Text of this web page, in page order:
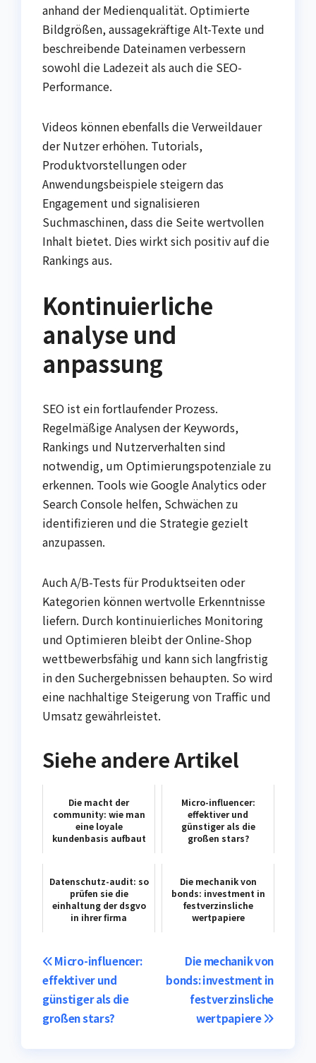
anhand der Medienqualität. Optimierte
Bildgrößen, aussagekräftige Alt-Texte und
beschreibende Dateinamen verbessern
sowohl die Ladezeit als auch die SEO-
Performance.
Videos können ebenfalls die Verweildauer
der Nutzer erhöhen. Tutorials,
Produktvorstellungen oder
Anwendungsbeispiele steigern das
Engagement und signalisieren
Suchmaschinen, dass die Seite wertvollen
Inhalt bietet. Dies wirkt sich positiv auf die
Rankings aus.
Kontinuierliche
analyse und
anpassung
SEO ist ein fortlaufender Prozess.
Regelmäßige Analysen der Keywords,
Rankings und Nutzerverhalten sind
notwendig, um Optimierungspotenziale zu
erkennen. Tools wie Google Analytics oder
Search Console helfen, Schwächen zu
identifizieren und die Strategie gezielt
anzupassen.
Auch A/B-Tests für Produktseiten oder
Kategorien können wertvolle Erkenntnisse
liefern. Durch kontinuierliches Monitoring
und Optimieren bleibt der Online-Shop
wettbewerbsfähig und kann sich langfristig
in den Suchergebnissen behaupten. So wird
eine nachhaltige Steigerung von Traffic und
Umsatz gewährleistet.
Siehe andere Artikel
Die macht der
community: wie man
eine loyale
kundenbasis aufbaut
Micro-influencer:
effektiver und
günstiger als die
großen stars?
Datenschutz-audit: so
prüfen sie die
einhaltung der dsgvo
in ihrer firma
Die mechanik von
bonds: investment in
festverzinsliche
wertpapiere
Post
navigation
Die mechanik von
bonds: investment in
festverzinsliche
wertpapiere
Micro-influencer:
effektiver und
günstiger als die
großen stars?